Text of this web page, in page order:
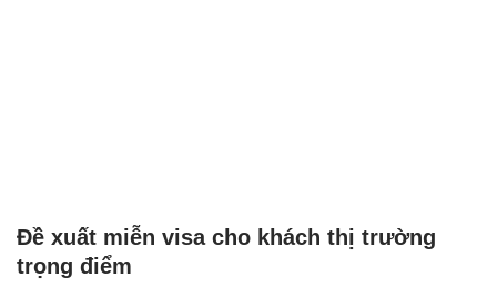
Đề xuất miễn visa cho khách thị trường
trọng điểm